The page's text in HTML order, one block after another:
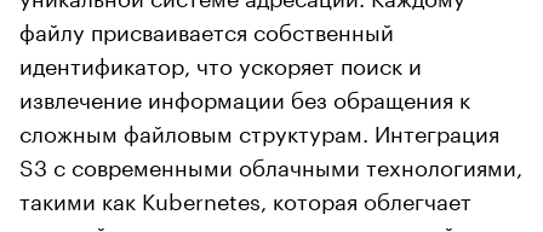
файлу присваивается собственный
идентификатор, что ускоряет поиск и
извлечение информации без обращения к
сложным файловым структурам. Интеграция
S3 с современными облачными технологиями,
такими как Kubernetes, которая облегчает